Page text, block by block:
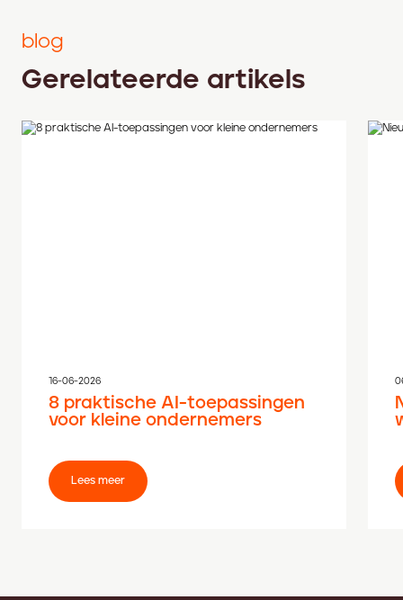
blog
Gerelateerde artikels
16-06-2026
8 praktische AI-toepassingen
voor kleine ondernemers
Lees meer